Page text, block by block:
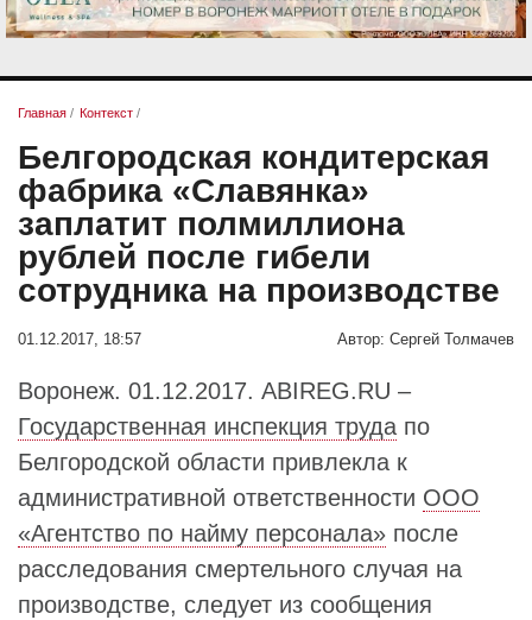
Главная / Контекст /
Белгородская кондитерская
фабрика «Славянка»
заплатит полмиллиона
рублей после гибели
сотрудника на производстве
01.12.2017, 18:57 Автор: Сергей Толмачев
Воронеж. 01.12.2017. ABIREG.RU –
Государственная инспекция труда по
Белгородской области привлекла к
административной ответственности ООО
«Агентство по найму персонала» после
расследования смертельного случая на
производстве, следует из сообщения